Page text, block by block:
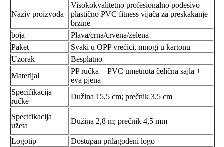
Naziv proizvoda
Visokokvalitetno profesionalno podesivo
plastično PVC fitness vijača za preskakanje
brzine
boja
Plava/crna/crvena/zelena
Paket
Svaki u OPP vrećici, mnogi u kartonu
Uzorak
Besplatno
Materijal
PP ručka + PVC umetnuta čelična sajla +
eva pjena
Specifikacija
ručke
Dužina 15,5 cm; prečnik 3,5 cm
Specifikacija
užeta
Dužina 2,8 m; prečnik 4,5 mm
Logotip Dostupan prilagođeni logo